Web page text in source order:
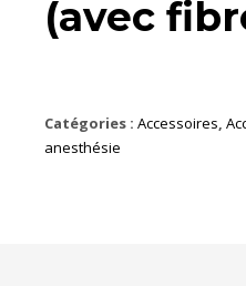
(avec
Catégories : Accessoires,
anesthésie